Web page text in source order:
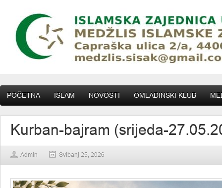
POČETNA ISLAM NOVOSTI OMLADINSKI KLUB
Kurban-bajram (srijeda-
Admin Svibanj 25, 2026